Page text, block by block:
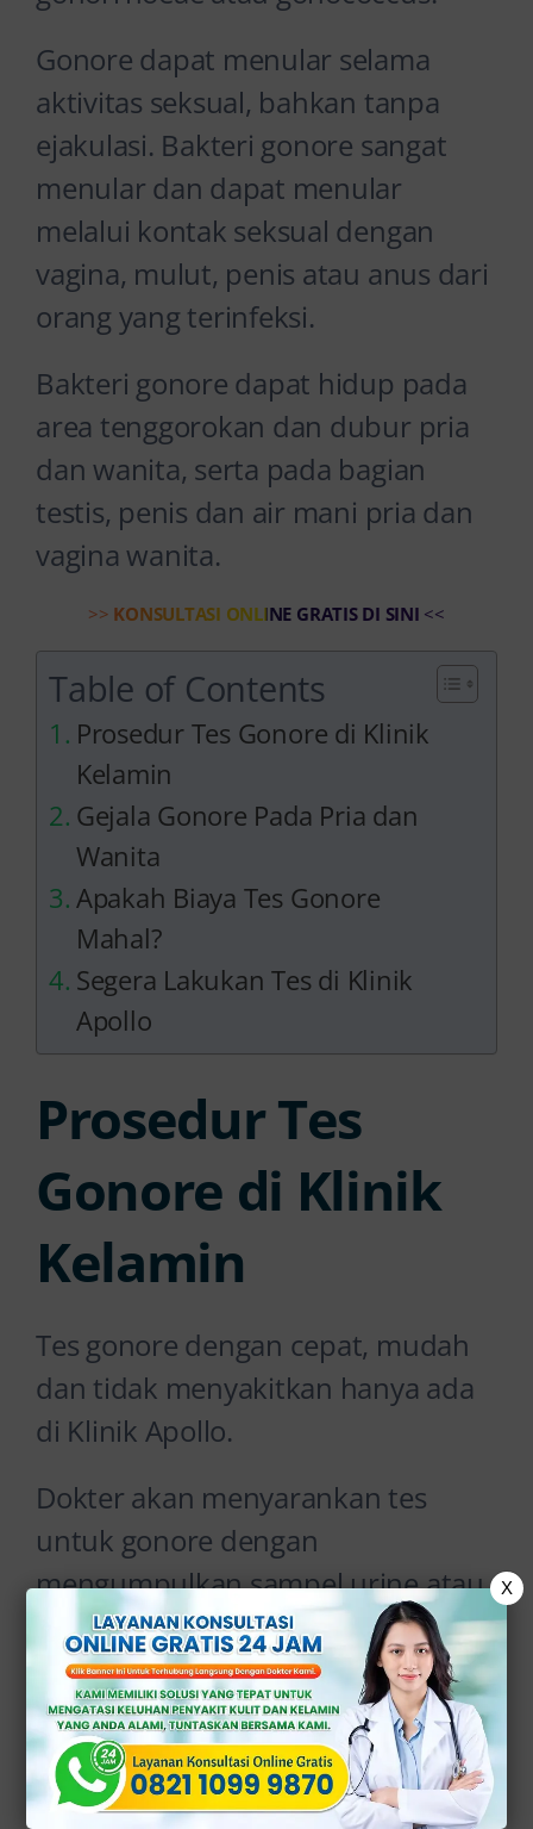
Gonore dapat menular selama
aktivitas seksual, bahkan tanpa
ejakulasi. Bakteri gonore sangat
menular dan dapat menular
melalui kontak seksual dengan
vagina, mulut, penis atau anus dari
orang yang terinfeksi.
Bakteri gonore dapat hidup pada
area tenggorokan dan dubur pria
dan wanita, serta pada bagian
testis, penis dan air mani pria dan
vagina wanita.
>> KONSULTASI ONLINE GRATIS DI SINI <<
Table of Contents
Prosedur Tes Gonore di Klinik
Kelamin
Gejala Gonore Pada Pria dan
Wanita
Apakah Biaya Tes Gonore
Mahal?
Segera Lakukan Tes di Klinik
Apollo
Prosedur Tes
Gonore di Klinik
Kelamin
Tes gonore dengan cepat, mudah
dan tidak menyakitkan hanya ada
di Klinik Apollo.
Dokter akan menyarankan tes
untuk gonore dengan
mengumpulkan sampel urine atau
tes usap tenggorokan atau rektum.
Gonore adalah penyebab
infertilitas (kemandulan), terutama
karena sebagian besar wanita yang
X